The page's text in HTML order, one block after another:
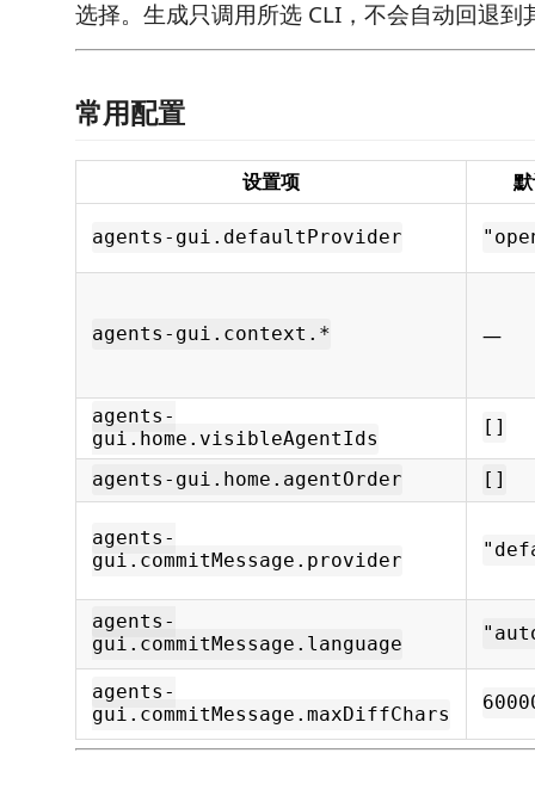
选择。生成只调用所选 CLI，不会自动回退到
常用配置
设置项
agents-gui.defaultProvider
agents-gui.context.* —
agents-
gui.home.visibleAgentIds
[]
agents-gui.home.agentOrder []
agents-
gui.commitMessage.provider
agents-
gui.commitMessage.language
agents-
gui.commitMessage.maxDiffChars